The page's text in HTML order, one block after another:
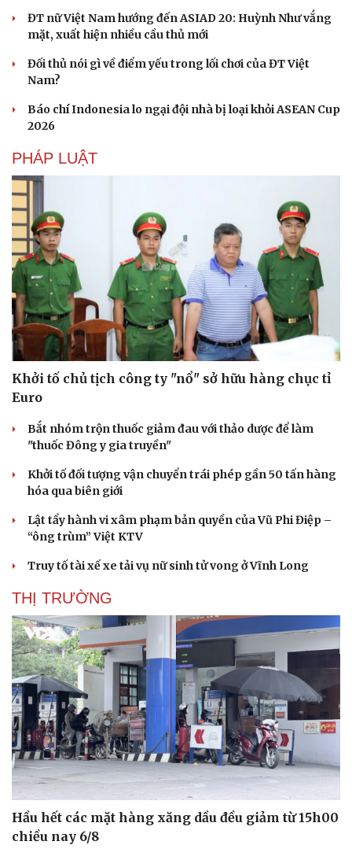
Văn hóa
Sân khấu - Điện ảnh
Văn học
Di sản
Nghệ sĩ
ĐT nữ Việt Nam hướng đến ASIAD 20: Huỳnh Như vắng
mặt, xuất hiện nhiều cầu thủ mới
Đối thủ nói gì về điểm yếu trong lối chơi của ĐT Việt
Nam?
Báo chí Indonesia lo ngại đội nhà bị loại khỏi ASEAN Cup
2026
PHÁP LUẬT
Khởi tố chủ tịch công ty "nổ" sở hữu hàng chục tỉ
Euro
Bắt nhóm trộn thuốc giảm đau với thảo dược để làm
"thuốc Đông y gia truyền"
Khởi tố đối tượng vận chuyển trái phép gần 50 tấn hàng
hóa qua biên giới
Lật tẩy hành vi xâm phạm bản quyền của Vũ Phi Điệp –
“ông trùm” Việt KTV
Truy tố tài xế xe tải vụ nữ sinh tử vong ở Vĩnh Long
THỊ TRƯỜNG
Hầu hết các mặt hàng xăng dầu đều giảm từ 15h00
chiều nay 6/8